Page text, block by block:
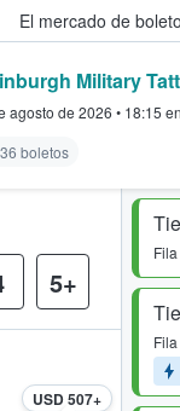
El mercado de
donde los
Military
agosto de 2026 • 18:15 en
boletos
Fila
Fila
5+
USD 507